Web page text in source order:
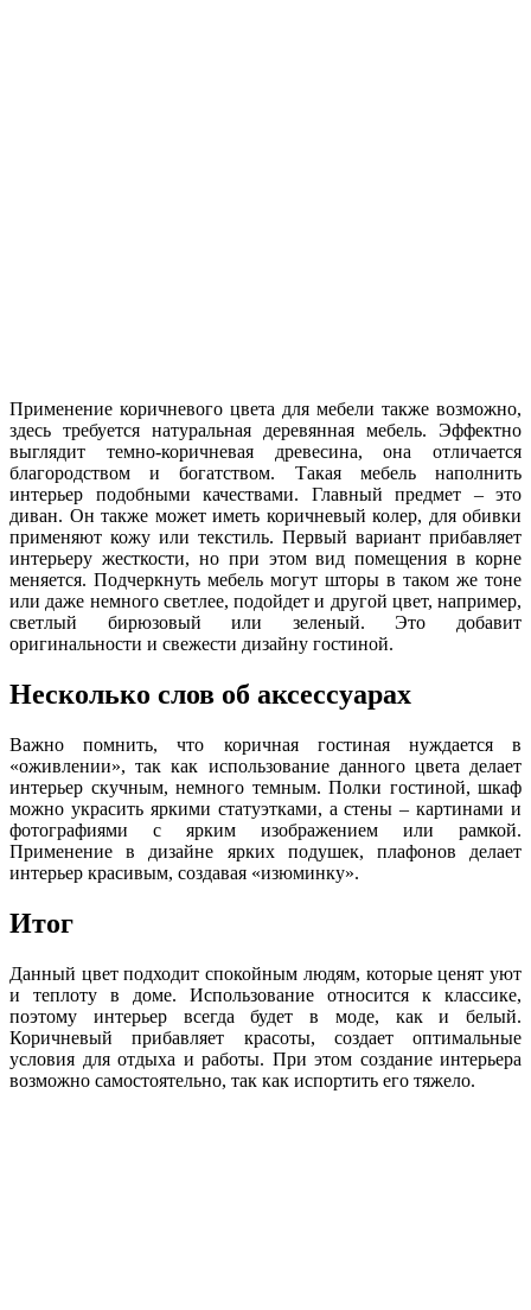
Применение коричневого цвета для мебели также возможно,
здесь требуется натуральная деревянная мебель. Эффектно
выглядит темно-коричневая древесина, она отличается
благородством и богатством. Такая мебель наполнить
интерьер подобными качествами. Главный предмет – это
диван. Он также может иметь коричневый колер, для обивки
применяют кожу или текстиль. Первый вариант прибавляет
интерьеру жесткости, но при этом вид помещения в корне
меняется. Подчеркнуть мебель могут шторы в таком же тоне
или даже немного светлее, подойдет и другой цвет, например,
светлый бирюзовый или зеленый. Это добавит
оригинальности и свежести дизайну гостиной.
Несколько слов об аксессуарах
Важно помнить, что коричная гостиная нуждается в
«оживлении», так как использование данного цвета делает
интерьер скучным, немного темным. Полки гостиной, шкаф
можно украсить яркими статуэтками, а стены – картинами и
фотографиями с ярким изображением или рамкой.
Применение в дизайне ярких подушек, плафонов делает
интерьер красивым, создавая «изюминку».
Итог
Данный цвет подходит спокойным людям, которые ценят уют
и теплоту в доме. Использование относится к классике,
поэтому интерьер всегда будет в моде, как и белый.
Коричневый прибавляет красоты, создает оптимальные
условия для отдыха и работы. При этом создание интерьера
возможно самостоятельно, так как испортить его тяжело.